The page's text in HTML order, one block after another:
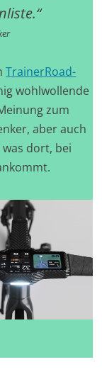
TrainerRoad-
wohlwollende
zum
aber auch
dort, bei